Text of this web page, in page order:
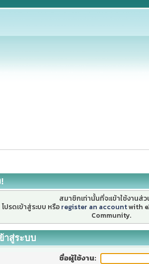
สมาชิกเท่านั้นที่จะเข้าใช้งานส่
โปรดเข้าสู่ระบบ หรือ register an accountwith
Community.
าสู่ระบบ
ชื่อผู้ใช้งาน: